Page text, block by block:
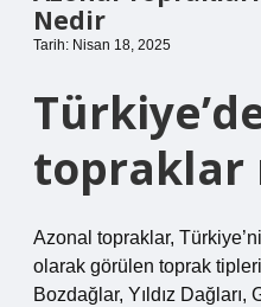
Nedir
Tarih: Nisan 18, 2025
topraklar
Azonal topraklar,
olarak görülen toprak
Bozdağlar, Yıldız Dağları,